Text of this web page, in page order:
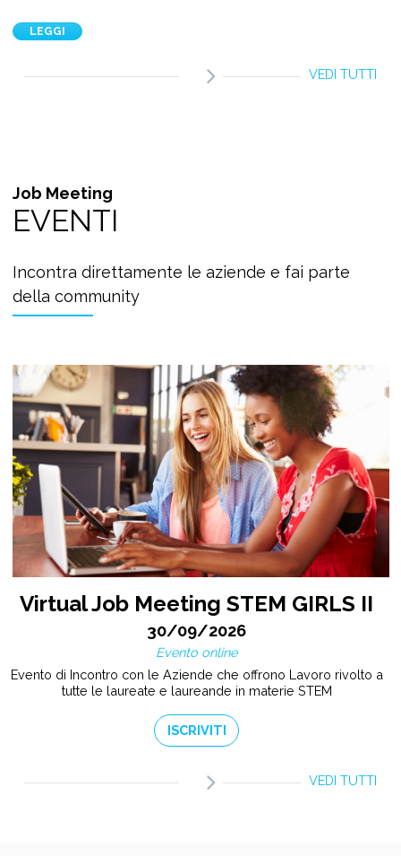
LEGGI
VEDI TUTTI
Job Meeting
EVENTI
Incontra direttamente le aziende e fai parte
della community
Virtual Job Meeting STEM GIRLS II
30/09/2026
Evento online
Evento di Incontro con le Aziende che offrono Lavoro rivolto a
tutte le laureate e laureande in materie STEM
ISCRIVITI
VEDI TUTTI